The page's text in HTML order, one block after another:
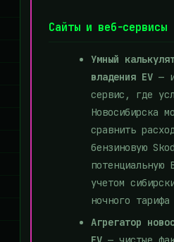
Сайты и веб-сервисы
Умный
владения EV —
сервис, где
Новосибирска
сравнить
бензиновую
потенциальную
учетом
ночного
Агрегатор